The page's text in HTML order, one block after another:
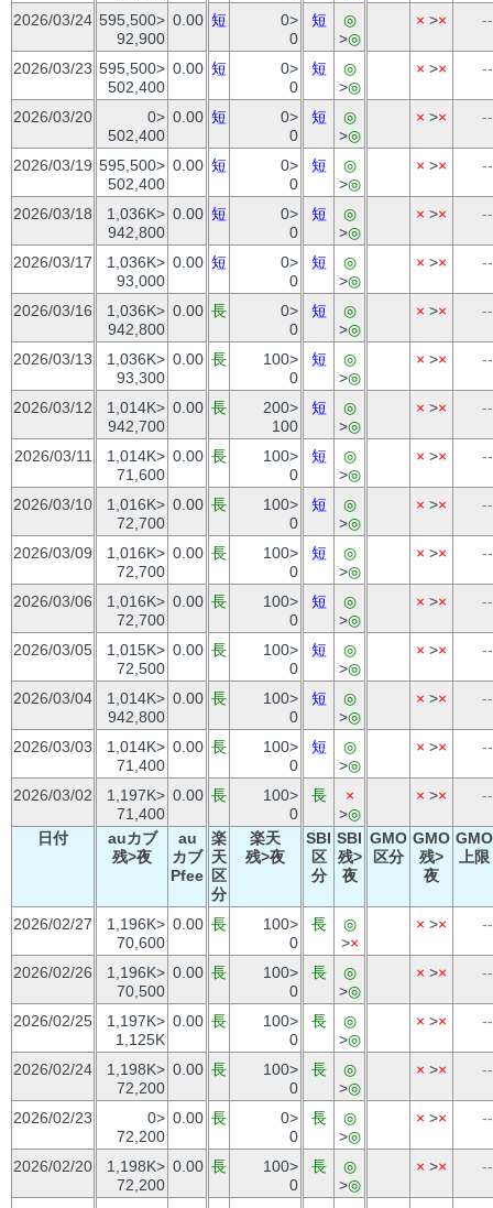
2026/03/24 595,500>
92,900
0.00 短
0>
0
短
◎
>◎
× >× --
2026/03/23 595,500>
502,400
0.00 短
0>
0
短
◎
>◎
× >× --
2026/03/20
0>
502,400
0.00 短
0>
0
短
◎
>◎
× >× --
2026/03/19 595,500>
502,400
0.00 短
0>
0
短
◎
>◎
× >× --
2026/03/18
1,036K>
942,800
0.00 短
0>
0
短
◎
>◎
× >× --
2026/03/17
1,036K>
93,000
0.00 短
0>
0
短
◎
>◎
× >× --
2026/03/16
1,036K>
942,800
0.00 長
0>
0
短
◎
>◎
× >× --
2026/03/13
1,036K>
93,300
0.00 長
100>
0
短
◎
>◎
× >× --
2026/03/12
1,014K>
942,700
0.00 長
200>
100
短
◎
>◎
× >× --
2026/03/11
1,014K>
71,600
0.00 長
100>
0
短
◎
>◎
× >× --
2026/03/10
1,016K>
72,700
0.00 長
100>
0
短
◎
>◎
× >× --
2026/03/09
1,016K>
72,700
0.00 長
100>
0
短
◎
>◎
× >× --
2026/03/06
1,016K>
72,700
0.00 長
100>
0
短
◎
>◎
× >× --
2026/03/05
1,015K>
72,500
0.00 長
100>
0
短
◎
>◎
× >× --
2026/03/04
1,014K>
942,800
0.00 長
100>
0
短
◎
>◎
× >× --
2026/03/03
1,014K>
71,400
0.00 長
100>
0
短
◎
>◎
× >× --
2026/03/02
1,197K>
71,400
0.00 長
100>
0
長
×
>◎
× >× --
日付
auカブ
残>夜
au
カブ
Pfee
楽
天
区
分
楽天
残>夜
SBI
区
分
SBI
残>
夜
GMO
区分
GMO
残>
夜
GMO
上限
2026/02/27
1,196K>
70,600
0.00 長
100>
0
長
◎
>×
× >× --
2026/02/26
1,196K>
70,500
0.00 長
100>
0
長
◎
>◎
× >× --
2026/02/25
1,197K>
1,125K
0.00 長
100>
0
長
◎
>◎
× >× --
2026/02/24
1,198K>
72,200
0.00 長
100>
0
長
◎
>◎
× >× --
2026/02/23
0>
72,200
0.00 長
0>
0
長
◎
>◎
× >× --
2026/02/20
1,198K>
72,200
0.00 長
100>
0
長
◎
>◎
× >× --